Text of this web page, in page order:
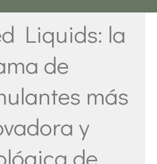
Liquids: la
de
más
y
de